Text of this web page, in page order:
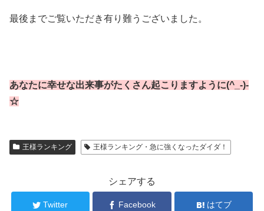
最後までご覧いただき有り難うございました。
あなたに幸せな出来事がたくさん起こりますように(^_-)-
☆
王様ランキング 王様ランキング・急に強くなったダイダ！
シェアする
Twitter Facebook はてブ